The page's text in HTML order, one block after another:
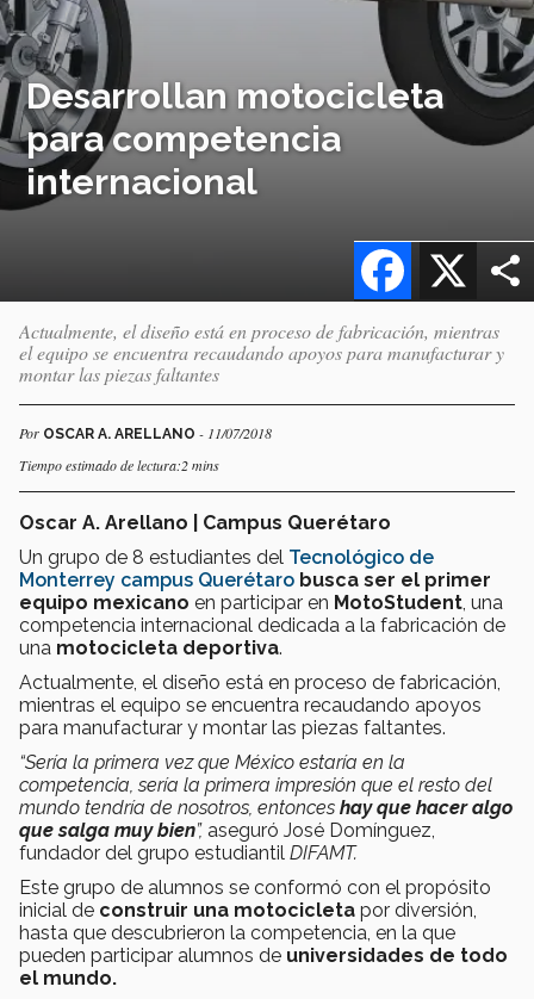
Desarrollan motocicleta
para competencia
internacional
X
Facebook
Actualmente, el diseño está en proceso de fabricación, mientras
el equipo se encuentra recaudando apoyos para manufacturar y
montar las piezas faltantes
Por OSCAR A. ARELLANO - 11/07/2018
Tiempo estimado de lectura:2 mins
Oscar A. Arellano | Campus Querétaro
Un grupo de 8 estudiantes del Tecnológico de
Monterrey campus Querétaro busca ser el primer
equipo mexicano en participar en MotoStudent , una
competencia internacional dedicada a la fabricación de
una motocicleta deportiva.
Actualmente, el diseño está en proceso de fabricación,
mientras el equipo se encuentra recaudando apoyos
para manufacturar y montar las piezas faltantes.
“Sería la primera vez que México estaría en la
competencia, sería la primera impresión que el resto del
mundo tendría de nosotros, entonces hay que hacer algo
que salga muy bien”, aseguró José Domínguez,
fundador del grupo estudiantil DIFAMT.
Este grupo de alumnos se conformó con el propósito
inicial de construir una motocicleta por diversión,
hasta que descubrieron la competencia, en la que
pueden participar alumnos de universidades de todo
el mundo.